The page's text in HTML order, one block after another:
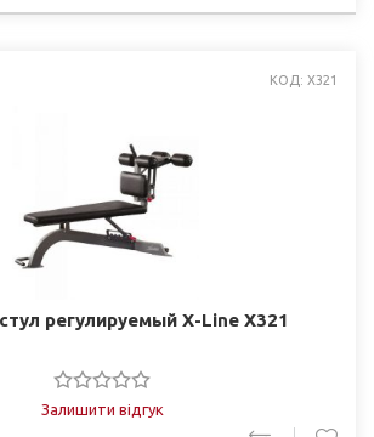
КОД: X321
регулируемый X-Line X321
Залишити відгук